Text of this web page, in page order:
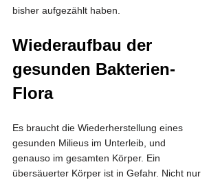
bisher aufgezählt haben.
Wiederaufbau der
gesunden Bakterien-
Flora
Es braucht die Wiederherstellung eines
gesunden Milieus im Unterleib, und
genauso im gesamten Körper. Ein
übersäuerter Körper ist in Gefahr. Nicht nur